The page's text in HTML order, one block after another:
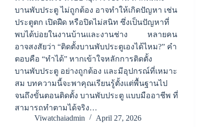
บานพับประตู ไม่ถูกต้อง อาจทำให้เกิดปัญหา เช่น
ประตูตก เปิดฝืด หรือปิดไม่สนิท ซึ่งเป็นปัญหาที่
พบได้บ่อยในงานบ้านและงานช่าง หลายคน
อาจสงสัยว่า “ติดตั้งบานพับประตูเองได้ไหม?” คำ
ตอบคือ “ทำได้” หากเข้าใจหลักการติดตั้ง
บานพับประตู อย่างถูกต้อง และมีอุปกรณ์ที่เหมาะ
สม บทความนี้จะพาคุณเรียนรู้ตั้งแต่พื้นฐานไป
จนถึงขั้นตอนติดตั้ง บานพับประตู แบบมืออาชีพ ที่
สามารถทำตามได้จริง…
Viwatchaiadmin
April 27, 2026